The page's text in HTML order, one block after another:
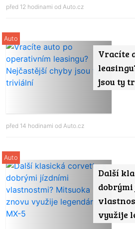
před 12 hodinami od Auto.cz
Vracíte
jsou ty
Auto
před 14 hodinami od Auto.cz
Další
využije
Auto